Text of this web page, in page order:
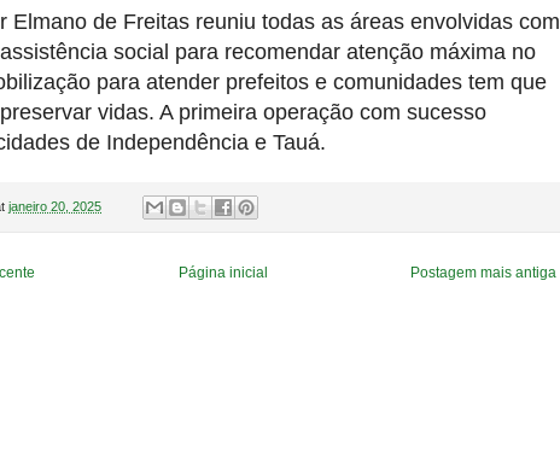
Elmano de Freitas reuniu todas as áreas envolvidas com
social para recomendar atenção máxima no
para atender prefeitos e comunidades tem que
vidas. A primeira operação com sucesso
de Independência e Tauá.
janeiro 20, 2025
Postagem mais antiga
Página inicial